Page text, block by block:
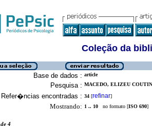
Coleção da
Base de dados : article
Pesquisa : MACEDO, ELIZEU
Refer�ncias encontradas : 34 [refinar]
Mostrando: 1 .. 10 no formato [ISO 690]
4